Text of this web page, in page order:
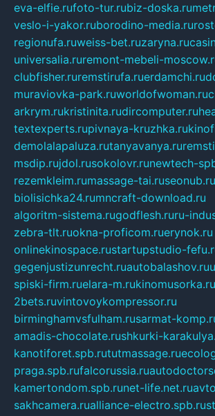
eva-elfie.rufoto-tur.rubiz-doska.ru
veslo-i-yakor.ruborodino-media.ru
regionufa.ruweiss-bet.ruzaryna.ru
universalia.ruremont-mebeli-
clubfisher.ruremstirufa.ruerdamchi.ru
muraviovka-park.ruworldofwoman.ru
arkrym.rukristinita.rudircomputer.ru
textexperts.rupivnaya-kruzhka.ru
demolalapaluza.rutanyavanya.ru
msdip.rujdol.rusokolovr.runewtech-
rezemkleim.rumassage-tai.ruseonub.ru
biolisichka24.rumncraft-download.ru
algoritm-sistema.rugodflesh.ruru-
zebra-tlt.ruokna-proficom.ruerynok.ru
onlinekinospace.rustartupstudio-
gegenjustizunrecht.ruautobalashov.ru
spiski-firm.ruelara-m.rukinomusorka.ru
2bets.ruvintovoykompressor.ru
birminghamvsfulham.rusarmat-
amadis-chocolate.rushkurki-
kanotiforet.spb.rututmassage.ru
praga.spb.rufalcorussia.ru
kamertondom.spb.runet-life.net.ru
sakhcamera.rualliance-electro.spb.ru